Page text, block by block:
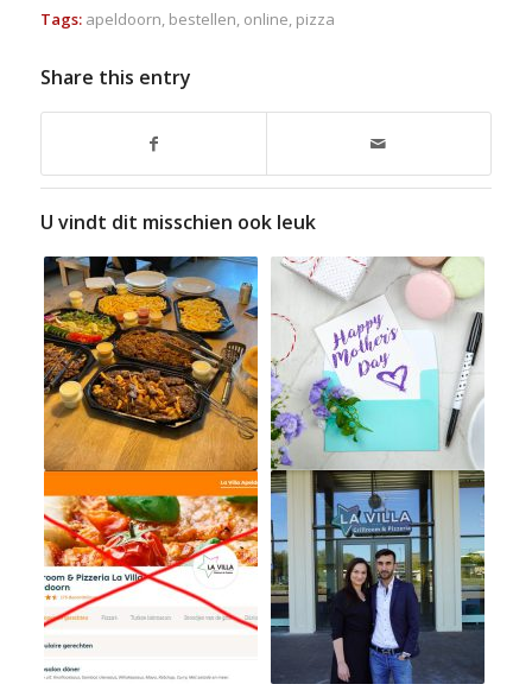
Tags: apeldoorn, bestellen, online, pizza
Share this entry
U vindt dit misschien ook leuk